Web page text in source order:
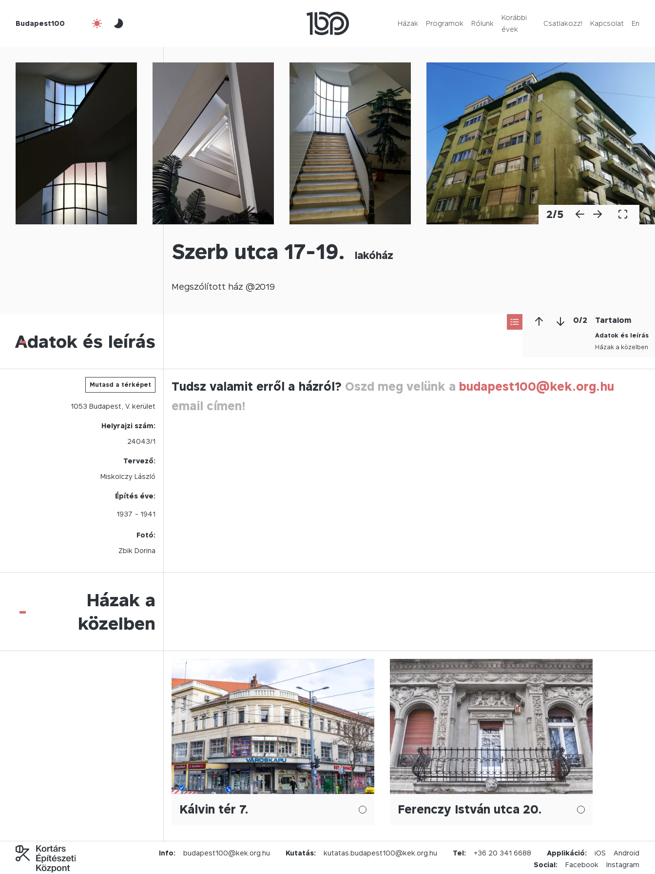
Budapest100 Házak Programok Rólunk
Korábbi
évek
Csatlakozz! Kapcsolat En
Kapcsolat
2/5
Szerb utca 17-19. lakóház
Megszólított ház @2019
0/2 Tartalom
Adatok és leírás
Házak a közelben
Adatok és leírás
-
Mutasd a térképet
1053 Budapest, V. kerület
Helyrajzi szám:
24043/1
Tervező:
Miskolczy László
Építés éve:
1937 - 1941
Fotó:
Zbik Dorina
Tudsz valamit erről a házról? Oszd meg velünk a budapest100@kek.org.hu
email címen!
Házak a
közelben
-
Kálvin tér 7. Ferenczy István utca 20.
Info: budapest100@kek.org.hu Kutatás: kutatas.budapest100@kek.org.hu Tel: +36 20 341 6688 Applikáció: iOS
Android
Social:
Facebook Instagram